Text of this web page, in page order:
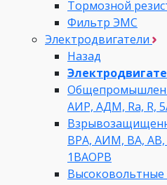
Тормозной
Фильтр ЭМС
Электродвигатели
Назад
АИР, АДМ, Ra, R,
ВРА, АИМ, ВА,
1ВАОРВ
Высоковольтные